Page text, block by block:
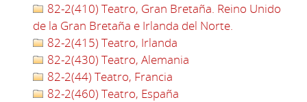
82-2(410) Teatro, Gran Bretaña. Reino Unido
de la Gran Bretaña e Irlanda del Norte.
82-2(415) Teatro, Irlanda
82-2(430) Teatro, Alemania
82-2(44) Teatro, Francia
82-2(460) Teatro, España